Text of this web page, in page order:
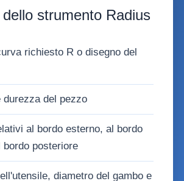
strumento Radius
richiesto R o disegno del
durezza del pezzo
al bordo esterno, al bordo
bordo posteriore
diametro del gambo e